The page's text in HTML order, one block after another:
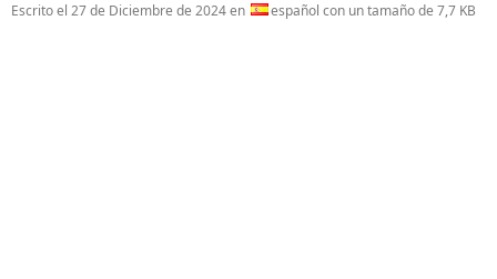
Escrito el 27 de Diciembre de 2024en español con un tamaño de 7,7 KB